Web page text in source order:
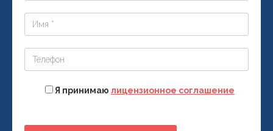
Я принимаю лицензионное соглашение